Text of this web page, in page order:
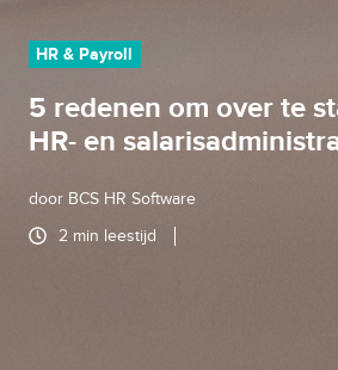
HR & Payroll
5 redenen om over te
HR- en
door BCS HR Software
2 min leestijd